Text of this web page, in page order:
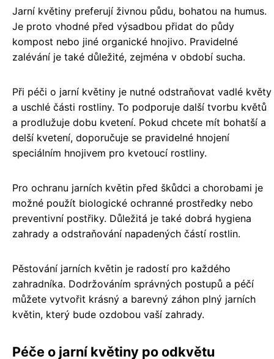
Jarní květiny preferují živnou půdu, bohatou na humus.
Je proto vhodné před výsadbou přidat do půdy
kompost nebo jiné organické hnojivo. Pravidelné
zalévání je také důležité, zejména v období sucha.
Při péči o jarní květiny je nutné odstraňovat vadlé květy
a uschlé části rostliny. To podporuje další tvorbu květů
a prodlužuje dobu kvetení. Pokud chcete mít bohatší a
delší kvetení, doporučuje se pravidelné hnojení
speciálním hnojivem pro kvetoucí rostliny.
Pro ochranu jarních květin před škůdci a chorobami je
možné použít biologické ochranné prostředky nebo
preventivní postřiky. Důležitá je také dobrá hygiena
zahrady a odstraňování napadených částí rostlin.
Pěstování jarních květin je radostí pro každého
zahradníka. Dodržováním správných postupů a péčí
můžete vytvořit krásný a barevný záhon plný jarních
květin, který bude ozdobou vaší zahrady.
Péče o jarní květiny po odkvětu